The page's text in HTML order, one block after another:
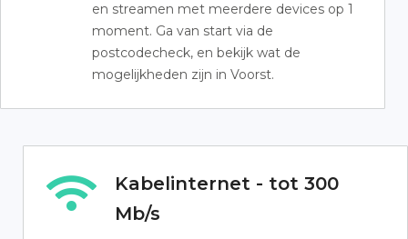
en streamen met meerdere devices op 1
moment. Ga van start via de
postcodecheck, en bekijk wat de
mogelijkheden zijn in Voorst.
Kabelinternet - tot 300
Mb/s